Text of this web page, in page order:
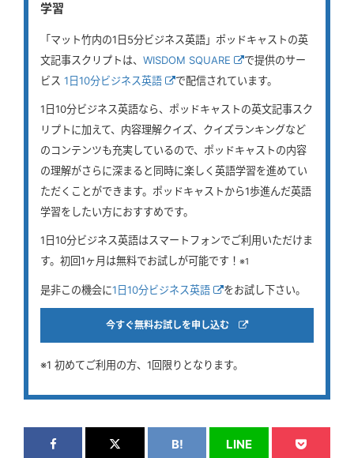
学習
「マット竹内の1日5分ビジネス英語」ポッドキャストの英
文記事スクリプトは、 WISDOM SQUARE
で提供のサー
ビス 1日10分ビジネス英語 で配信されています。
1日10分ビジネス英語なら、ポッドキャストの英文記事スク
リプトに加えて、内容理解クイズ、クイズランキングなど
のコンテンツも充実しているので、ポッドキャストの内容
の理解がさらに深まると同時に楽しく英語学習を進めてい
ただくことができます。ポッドキャストから1歩進んだ英語
学習をしたい方におすすめです。
1日10分ビジネス英語はスマートフォンでご利用いただけま
す。初回1ヶ月は無料でお試しが可能です！ ※1
是非この機会に1日10分ビジネス英語 をお試し下さい。
今すぐ無料お試しを申し込む
※1 初めてご利用の方、1回限りとなります。
B! LINE